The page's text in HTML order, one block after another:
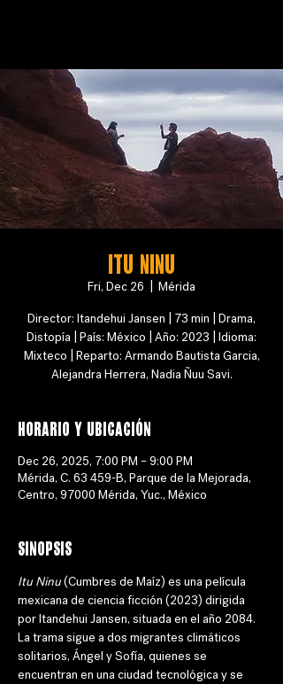
ITU NINU
Fri, Dec 26
Mérida
Director: Itandehui Jansen | 73 min | Drama,
Distopía | País: México | Año: 2023 | Idioma:
Mixteco | Reparto: Armando Bautista Garcia,
Alejandra Herrera, Nadia Ñuu Savi.
Horario y ubicación
Dec 26, 2025, 7:00 PM – 9:00 PM
Mérida, C. 63 459-B, Parque de la Mejorada,
Centro, 97000 Mérida, Yuc., México
Sinopsis
Itu Ninu (Cumbres de Maíz) es una película
mexicana de ciencia ficción (2023) dirigida
por Itandehui Jansen, situada en el año 2084.
La trama sigue a dos migrantes climáticos
solitarios, Ángel y Sofía, quienes se
encuentran en una ciudad tecnológica y se